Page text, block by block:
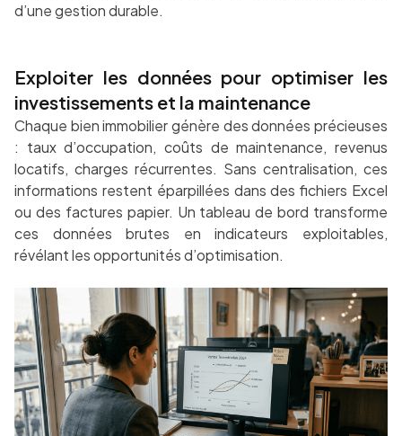
d’une gestion durable.
Exploiter les données pour optimiser les
investissements et la maintenance
Chaque bien immobilier génère des données précieuses
: taux d’occupation, coûts de maintenance, revenus
locatifs, charges récurrentes. Sans centralisation, ces
informations restent éparpillées dans des fichiers Excel
ou des factures papier. Un tableau de bord transforme
ces données brutes en indicateurs exploitables,
révélant les opportunités d’optimisation.